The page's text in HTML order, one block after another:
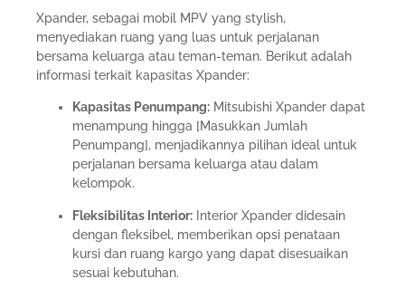
Xpander, sebagai mobil MPV yang stylish,
menyediakan ruang yang luas untuk perjalanan
bersama keluarga atau teman-teman. Berikut adalah
informasi terkait kapasitas Xpander:
Kapasitas Penumpang: Mitsubishi Xpander dapat
menampung hingga [Masukkan Jumlah
Penumpang], menjadikannya pilihan ideal untuk
perjalanan bersama keluarga atau dalam
kelompok.
Fleksibilitas Interior: Interior Xpander didesain
dengan fleksibel, memberikan opsi penataan
kursi dan ruang kargo yang dapat disesuaikan
sesuai kebutuhan.